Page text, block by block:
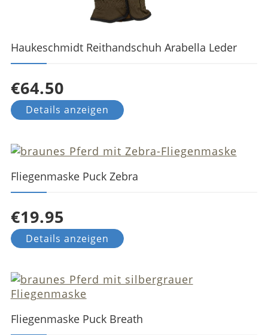
Haukeschmidt Reithandschuh Arabella Leder
€64.50
Details anzeigen
Fliegenmaske Puck Zebra
€19.95
Details anzeigen
Fliegenmaske Puck Breath